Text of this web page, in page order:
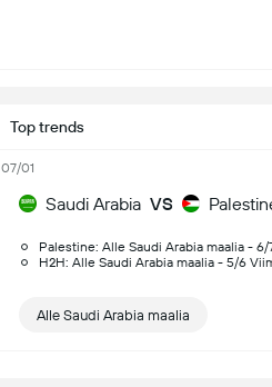
Top trends
07/01
Saudi Arabia VS
Palestine: Alle Saudi Arabia maalia -
H2H: Alle Saudi Arabia maalia - 5/6
Alle Saudi Arabia maalia